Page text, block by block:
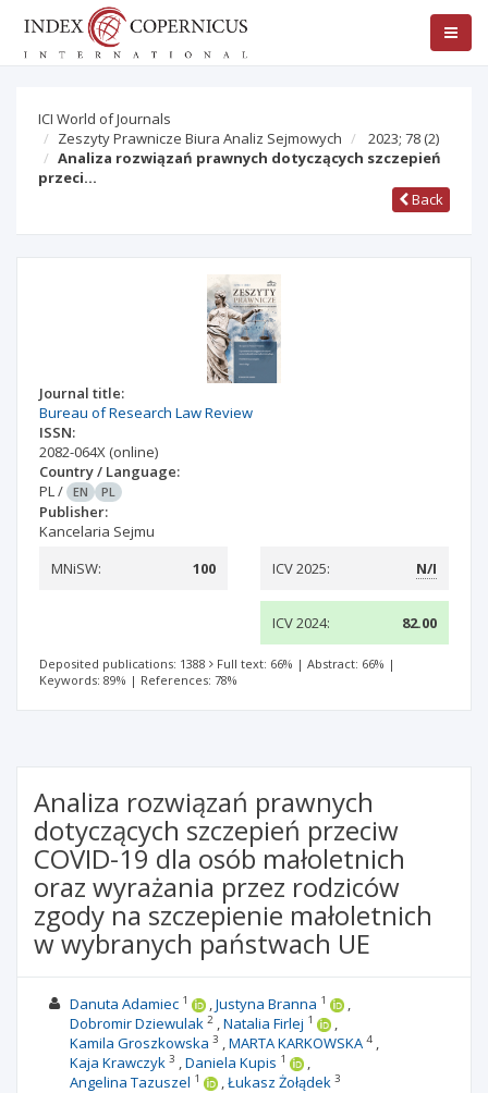
ICI World of Journals
Zeszyty Prawnicze Biura Analiz Sejmowych
2023; 78 (2)
Analiza rozwiązań prawnych dotyczących szczepień
przeci…
Back
Journal title:
Bureau of Research Law Review
ISSN:
2082-064X (online)
Country / Language:
PL/ EN PL
Publisher:
Kancelaria Sejmu
MNiSW:
100 ICV 2025: N/I
ICV 2024: 82.00
Deposited publications: 1388 Full text: 66% | Abstract: 66% |
Keywords: 89% | References: 78%
Analiza rozwiązań prawnych
dotyczących szczepień przeciw
COVID-19 dla osób małoletnich
oraz wyrażania przez rodziców
zgody na szczepienie małoletnich
w wybranych państwach UE
Danuta Adamiec1 Justyna Branna 1
Dobromir Dziewulak 2 Natalia Firlej 1
Kamila Groszkowska 3 MARTA KARKOWSKA 4
Kaja Krawczyk 3 Daniela Kupis 1
Angelina Tazuszel 1 Łukasz Żołądek 3